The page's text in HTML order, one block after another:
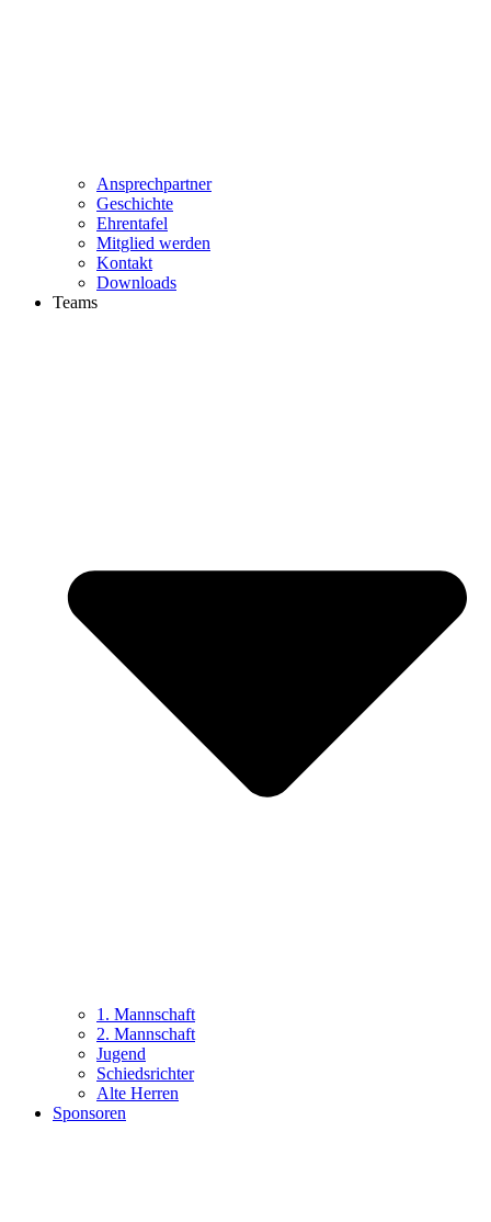
Ansprechpartner
Geschichte
Ehrentafel
Mitglied werden
Kontakt
Downloads
Teams
1. Mannschaft
2. Mannschaft
Jugend
Schiedsrichter
Alte Herren
Sponsoren